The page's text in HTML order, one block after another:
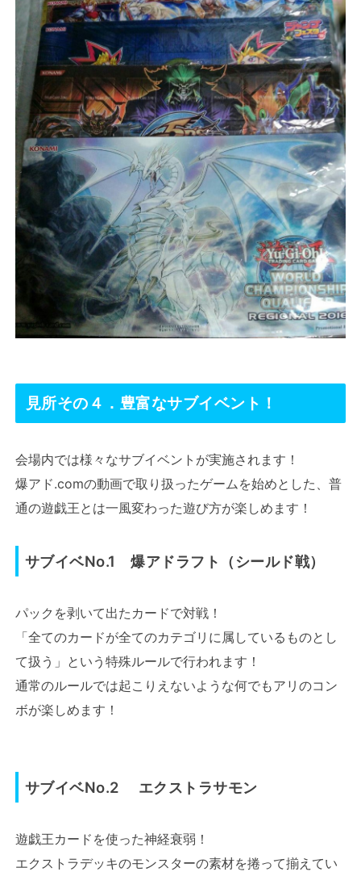
見所その４．豊富なサブイベント！
会場内では様々なサブイベントが実施されます！
爆アド.comの動画で取り扱ったゲームを始めとした、普
通の遊戯王とは一風変わった遊び方が楽しめます！
サブイベNo.1 爆アドラフト（シールド戦）
パックを剥いて出たカードで対戦！
「全てのカードが全てのカテゴリに属しているものとし
て扱う」という特殊ルールで行われます！
通常のルールでは起こりえないような何でもアリのコン
ボが楽しめます！
サブイベNo.2 エクストラサモン
遊戯王カードを使った神経衰弱！
エクストラデッキのモンスターの素材を捲って揃えてい